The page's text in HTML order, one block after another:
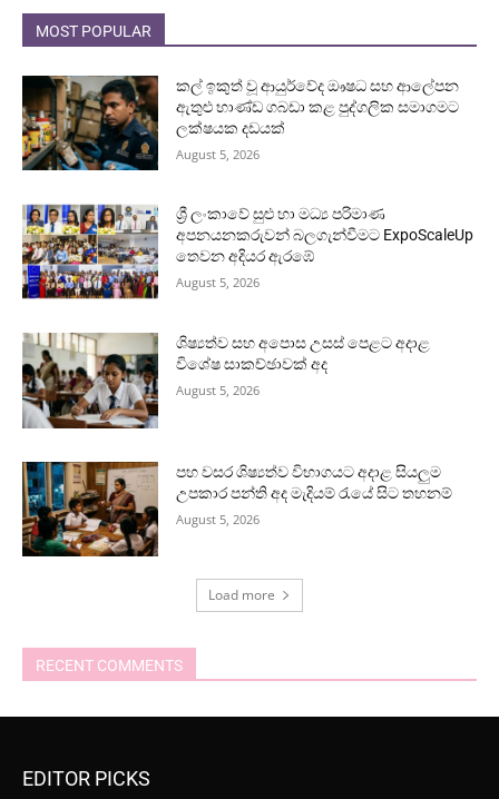
MOST POPULAR
කල් ඉකුත් වූ ආයුර්වේද ඖෂධ සහ ආලේපන
ඇතුළු භාණ්ඩ ගබඩා කළ පුද්ගලික සමාගමට
ලක්ෂයක දඩයක්
August 5, 2026
ශ්‍රී ලංකාවේ සුළු හා මධ්‍ය පරිමාණ
අපනයනකරුවන් බලගැන්වීමට ExpoScaleUp
තෙවන අදියර ඇරඹේ
August 5, 2026
ශිෂ්‍යත්ව සහ අපොස උසස් පෙළට අදාළ
විශේෂ සාකච්ඡාවක් අද
August 5, 2026
පහ වසර ශිෂ්‍යත්ව විභාගයට අදාළ සියලුම
උපකාර පන්ති අද මැදියම් රැයේ සිට තහනම්
August 5, 2026
Load more
RECENT COMMENTS
EDITOR PICKS